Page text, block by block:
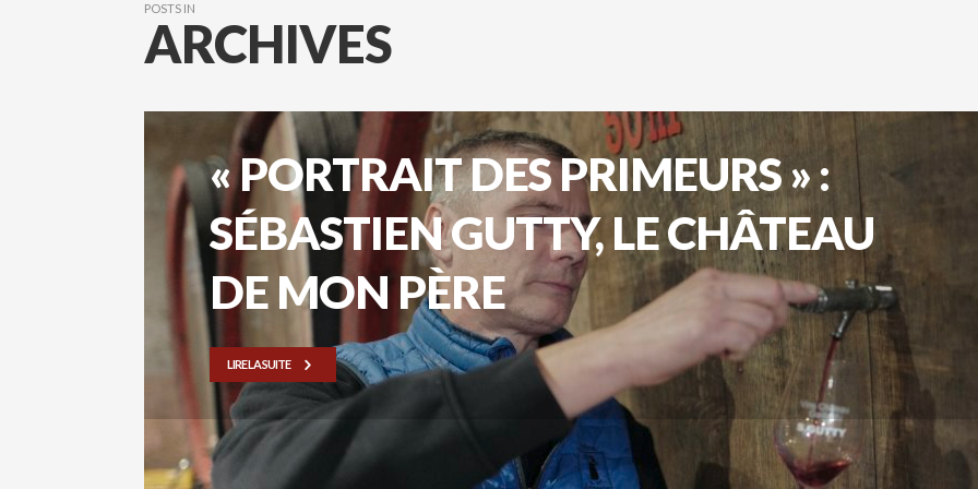
POSTS IN
ARCHIVES
« PORTRAIT DES PRIMEURS » :
SÉBASTIEN GUTTY, LE CHÂTEAU
DE MON PÈRE
LIRE LA SUITE